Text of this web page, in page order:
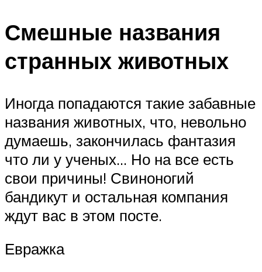
Смешные названия
странных животных
Иногда попадаются такие забавные
названия животных, что, невольно
думаешь, закончилась фантазия
что ли у ученых… Но на все есть
свои причины! Свиноногий
бандикут и остальная компания
ждут вас в этом посте.
Евражка